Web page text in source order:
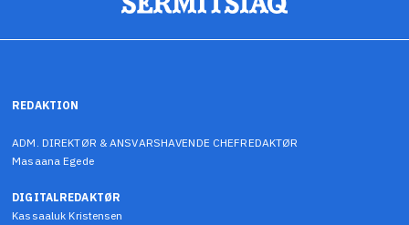
REDAKTION
ADM. DIREKTØR & ANSVARSHAVENDE CHEFREDAKTØR
Masaana Egede
DIGITALREDAKTØR
Kassaaluk Kristensen